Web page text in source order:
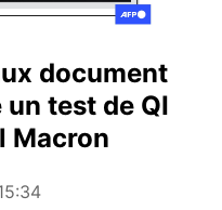
document
test de QI
Macron